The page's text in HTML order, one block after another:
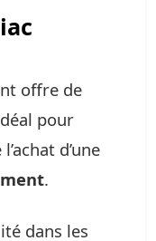
offre de
pour
d’une
.
dans les